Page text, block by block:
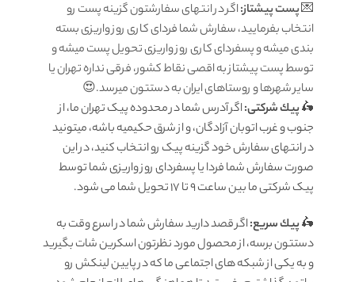
💌پست پیشتاز:اگر در انتهای سفارشتون گزینه پست رو
انتخاب بفرمایید، سفارش شما فردای کاری روز واریزی بسته
بندی میشه و پسفردای کاری روز واریزی تحویل پست میشه و
توسط پست پیشتاز به اقصی نقاط کشور، فرقی نداره تهران یا
سایر شهرها و روستاهای ایران به دستتون میرسد.😍
🛵پيك شرکتی:اگر آدرس شما در محدوده پیک تهران ما، از
جنوب و غرب اتوبان آزادگان، و از شرق حکیمیه باشه، میتونید
در انتهای سفارش خود گزینه پیک رو انتخاب کنید، در این
صورت سفارش شما فردا یا پسفردای روز واريزى شما توسط
پیک شرکتی ما بين ساعت 9 تا 17 تحويل شما مى شود.
🛵پيك سریع:اگر قصد دارید سفارش شما در اسرع وقت به
دستتون برسه، از محصول مورد نظرتون اسکرین شات بگیرید
و به یکی از شبکه های اجتماعی ما که در پایین لینکش رو